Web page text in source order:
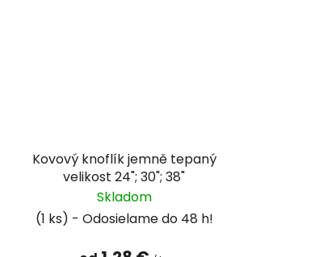
Kovový knoflík jemně tepaný
velikost 24"; 30"; 38"
Skladom
(1 ks)